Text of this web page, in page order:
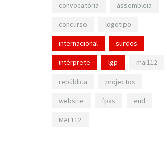
convocatória assembleia
concurso logotipo
internacional surdos
intérprete lgp mai112
república projectos
website fpas eud
MAI 112